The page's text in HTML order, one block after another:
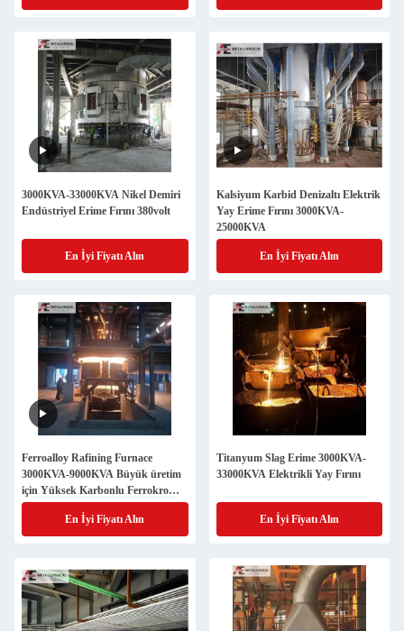
3000KVA-33000KVA Nikel Demiri
Endüstriyel Erime Fırını 380volt
En İyi Fiyatı Alın
Kalsiyum Karbid Denizaltı Elektrik
Yay Erime Fırını 3000KVA-
25000KVA
En İyi Fiyatı Alın
Ferroalloy Rafining Furnace
3000KVA-9000KVA Büyük üretim
için Yüksek Karbonlu Ferrokrom
Erime Fırını
En İyi Fiyatı Alın
Titanyum Slag Erime 3000KVA-
33000KVA Elektrikli Yay Fırını
En İyi Fiyatı Alın